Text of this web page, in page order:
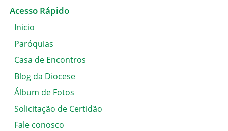
Acesso Rápido
Inicio
Paróquias
Casa de Encontros
Blog da Diocese
Álbum de Fotos
Solicitação de Certidão
Fale conosco